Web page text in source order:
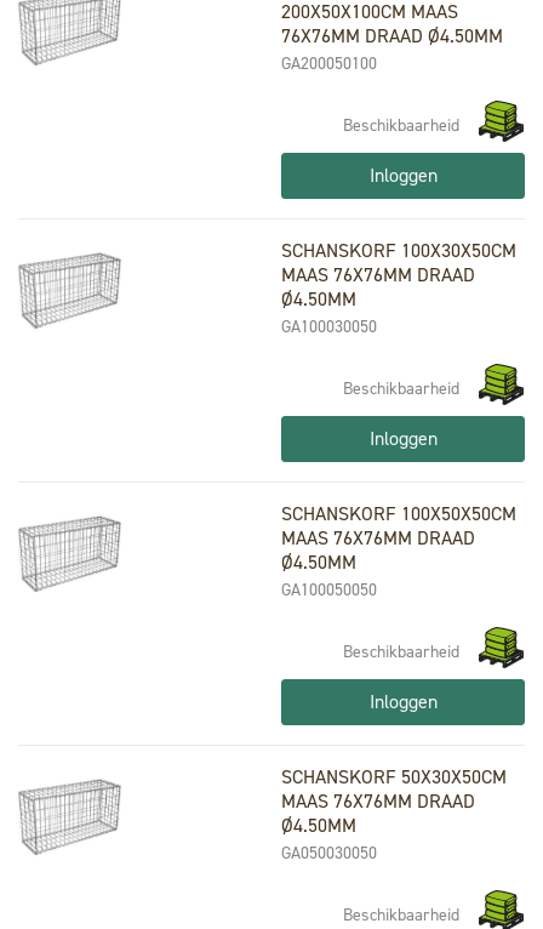
200X50X100CM MAAS
76X76MM DRAAD Ø4.50MM
GA200050100
Beschikbaarheid
Inloggen
SCHANSKORF 100X30X50CM
MAAS 76X76MM DRAAD
Ø4.50MM
GA100030050
Beschikbaarheid
Inloggen
SCHANSKORF 100X50X50CM
MAAS 76X76MM DRAAD
Ø4.50MM
GA100050050
Beschikbaarheid
Inloggen
SCHANSKORF 50X30X50CM
MAAS 76X76MM DRAAD
Ø4.50MM
GA050030050
Beschikbaarheid